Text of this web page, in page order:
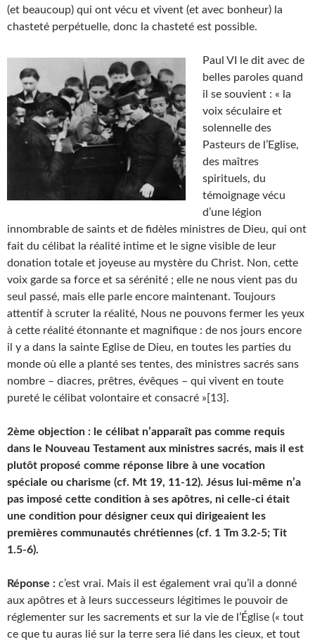
(et beaucoup) qui ont vécu et vivent (et avec bonheur) la
chasteté perpétuelle, donc la chasteté est possible.
Paul VI le dit avec de
belles paroles quand
il se souvient : « la
voix séculaire et
solennelle des
Pasteurs de l’Eglise,
des maîtres
spirituels, du
témoignage vécu
d’une légion
innombrable de saints et de fidèles ministres de Dieu, qui ont
fait du célibat la réalité intime et le signe visible de leur
donation totale et joyeuse au mystère du Christ. Non, cette
voix garde sa force et sa sérénité ; elle ne nous vient pas du
seul passé, mais elle parle encore maintenant. Toujours
attentif à scruter la réalité, Nous ne pouvons fermer les yeux
à cette réalité étonnante et magnifique : de nos jours encore
il y a dans la sainte Eglise de Dieu, en toutes les parties du
monde où elle a planté ses tentes, des ministres sacrés sans
nombre – diacres, prêtres, évêques – qui vivent en toute
pureté le célibat volontaire et consacré »[13].
2ème objection : le célibat n’apparaît pas comme requis
dans le Nouveau Testament aux ministres sacrés, mais il est
plutôt proposé comme réponse libre à une vocation
spéciale ou charisme (cf. Mt 19, 11-12). Jésus lui-même n’a
pas imposé cette condition à ses apôtres, ni celle-ci était
une condition pour désigner ceux qui dirigeaient les
premières communautés chrétiennes (cf. 1 Tm 3.2-5; Tit
1.5-6).
Réponse : c’est vrai. Mais il est également vrai qu’il a donné
aux apôtres et à leurs successeurs légitimes le pouvoir de
réglementer sur les sacrements et sur la vie de l’Église (« tout
ce que tu auras lié sur la terre sera lié dans les cieux, et tout